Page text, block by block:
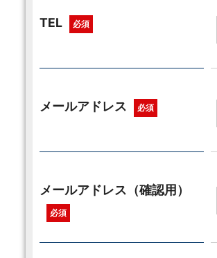
TEL 必須
メールアドレス 必須
メールアドレス（確認用）
必須